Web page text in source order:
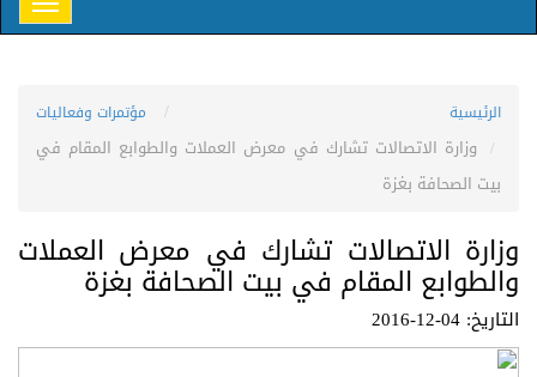
الرئيسية مؤتمرات وفعاليات
وزارة الاتصالات تشارك في معرض العملات والطوابع المقام في
بيت الصحافة بغزة
وزارة الاتصالات تشارك في معرض العملات
والطوابع المقام في بيت الصحافة بغزة
التاريخ: 04-12-2016